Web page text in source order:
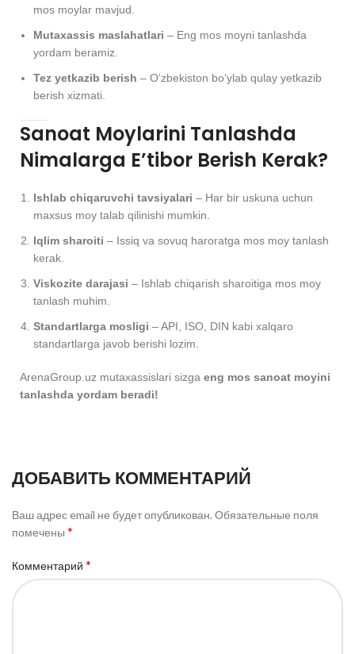
mos moylar mavjud.
Mutaxassis maslahatlari – Eng mos moyni tanlashda
yordam beramiz.
Tez yetkazib berish – O‘zbekiston bo‘ylab qulay yetkazib
berish xizmati.
Sanoat Moylarini Tanlashda
Nimalarga E’tibor Berish Kerak?
Ishlab chiqaruvchi tavsiyalari – Har bir uskuna uchun
maxsus moy talab qilinishi mumkin.
Iqlim sharoiti – Issiq va sovuq haroratga mos moy tanlash
kerak.
Viskozite darajasi – Ishlab chiqarish sharoitiga mos moy
tanlash muhim.
Standartlarga mosligi – API, ISO, DIN kabi xalqaro
standartlarga javob berishi lozim.
ArenaGroup.uz mutaxassislari sizga eng mos sanoat moyini
tanlashda yordam beradi!
ДОБАВИТЬ КОММЕНТАРИЙ
Ваш адрес email не будет опубликован.Обязательные поля
помечены *
Комментарий *